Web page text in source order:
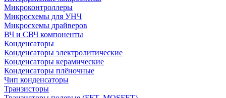
Микроконтроллеры
Микросхемы для УНЧ
Микросхемы драйверов
ВЧ и СВЧ компоненты
Конденсаторы
Конденсаторы электролитические
Конденсаторы керамические
Конденсаторы плёночные
Чип конденсаторы
Транзисторы